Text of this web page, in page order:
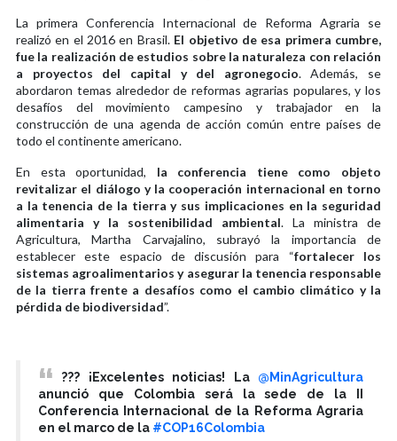
La primera Conferencia Internacional de Reforma Agraria se
realizó en el 2016 en Brasil. El objetivo de esa primera cumbre,
fue la realización de estudios sobre la naturaleza con relación
a proyectos del capital y del agronegocio. Además, se
abordaron temas alrededor de reformas agrarias populares, y los
desafíos del movimiento campesino y trabajador en la
construcción de una agenda de acción común entre países de
todo el continente americano.
En esta oportunidad, la conferencia tiene como objeto
revitalizar el diálogo y la cooperación internacional en torno
a la tenencia de la tierra y sus implicaciones en la seguridad
alimentaria y la sostenibilidad ambiental. La ministra de
Agricultura, Martha Carvajalino, subrayó la importancia de
establecer este espacio de discusión para “fortalecer los
sistemas agroalimentarios y asegurar la tenencia responsable
de la tierra frente a desafíos como el cambio climático y la
pérdida de biodiversidad”.
??? ¡Excelentes noticias! La @MinAgricultura
anunció que Colombia será la sede de la II
Conferencia Internacional de la Reforma Agraria
en el marco de la #COP16Colombia